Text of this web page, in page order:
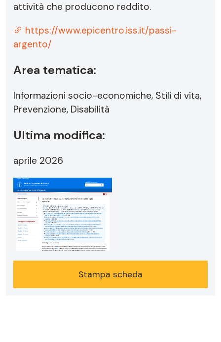
attività che producono reddito.
https://www.epicentro.iss.it/passi-
argento/
Area tematica:
Informazioni socio-economiche, Stili di vita,
Prevenzione, Disabilità
Ultima modifica:
aprile 2026
Stampa scheda